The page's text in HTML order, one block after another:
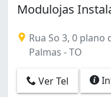
Modulojas
Rua So 3, 0
Palmas - TO
Ver Tel